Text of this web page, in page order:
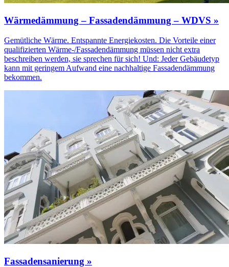
Wärmedämmung – Fassadendämmung – WDVS »
Gemütliche Wärme. Entspannte Energiekosten. Die Vorteile einer
qualifizierten Wärme-/Fassadendämmung müssen nicht extra
beschreiben werden, sie sprechen für sich! Und: Jeder Gebäudetyp
kann mit geringem Aufwand eine nachhaltige Fassadendämmung
bekommen.
Fassadensanierung »